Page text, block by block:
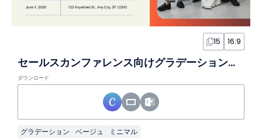
15 16:9
セールスカンファレンス向けグラデーションスライド
ダウンロード
グラデーション ベージュ ミニマル